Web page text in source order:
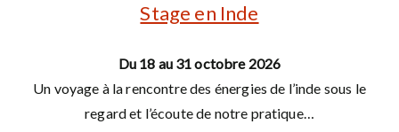
Stage en Inde
Du 18 au 31 octobre 2026
Un voyage à la rencontre des énergies de l’inde sous le
regard et l’écoute de notre pratique…